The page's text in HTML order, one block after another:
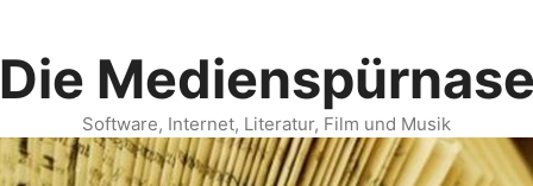
Die
Software, Internet, Literatur, Film und Musik